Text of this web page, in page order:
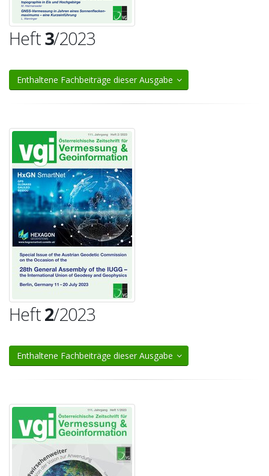
Heft3/2023
Enthaltene Fachbeiträge dieser Ausgabe
Heft2/2023
Enthaltene Fachbeiträge dieser Ausgabe